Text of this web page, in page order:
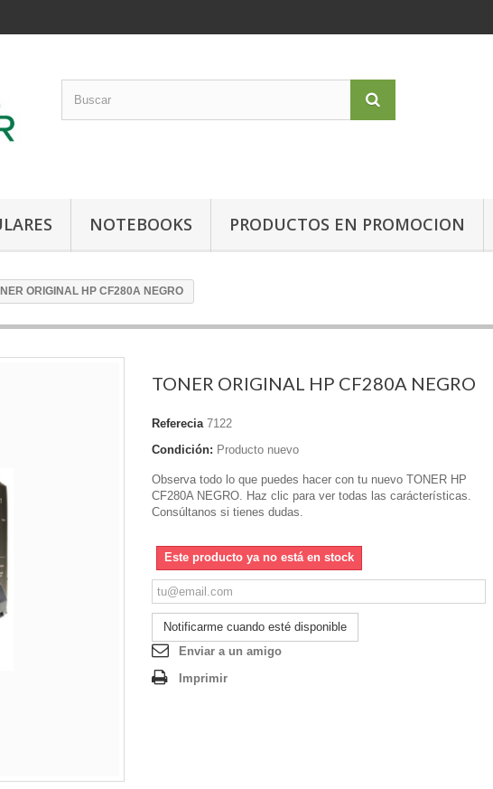
NOTEBOOKS PRODUCTOS EN PROMOCION
ORIGINAL HP CF280A NEGRO
TONER ORIGINAL HP CF280A NEGRO
Referecia 7122
Condición: Producto nuevo
Observa todo lo que puedes hacer con tu nuevo TONER HP
CF280A NEGRO. Haz clic para ver todas las carácterísticas.
Consúltanos si tienes dudas.
Este producto ya no está en stock
Notificarme cuando esté disponible
Enviar a un amigo
Imprimir